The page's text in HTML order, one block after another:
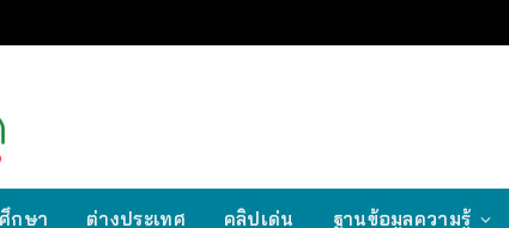
กษา ต่างประเทศ คลิปเด่น ฐานข้อมูลความรู้